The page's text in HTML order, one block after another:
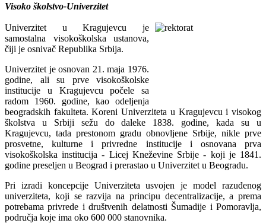
Visoko školstvo-Univerzitet
Univerzitet u Kragujevcu je
samostalna visokoškolska ustanova,
čiji je osnivač Republika Srbija.
Univerzitet je osnovan 21. maja 1976.
godine, ali su prve visokoškolske
institucije u Kragujevcu počele sa
radom 1960. godine, kao odeljenja
beogradskih fakulteta. Koreni Univerziteta u Kragujevcu i visokog
školstva u Srbiji sežu do daleke 1838. godine, kada su u
Kragujevcu, tada prestonom gradu obnovljene Srbije, nikle prve
prosvetne, kulturne i privredne institucije i osnovana prva
visokoškolska institucija - Licej Kneževine Srbije - koji je 1841.
godine preseljen u Beograd i prerastao u Univerzitet u Beogradu.
Pri izradi koncepcije Univerziteta usvojen je model razuđenog
univerziteta, koji se razvija na principu decentralizacije, a prema
potrebama privrede i društvenih delatnosti Šumadije i Pomoravlja,
područja koje ima oko 600 000 stanovnika.